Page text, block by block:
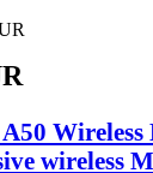
Wireless
wireless